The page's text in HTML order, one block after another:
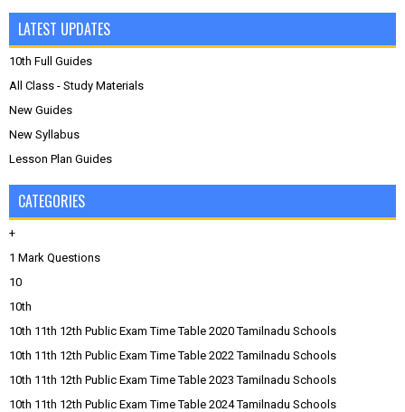
LATEST UPDATES
10th Full Guides
All Class - Study Materials
New Guides
New Syllabus
Lesson Plan Guides
CATEGORIES
+
1 Mark Questions
10
10th
10th 11th 12th Public Exam Time Table 2020 Tamilnadu Schools
10th 11th 12th Public Exam Time Table 2022 Tamilnadu Schools
10th 11th 12th Public Exam Time Table 2023 Tamilnadu Schools
10th 11th 12th Public Exam Time Table 2024 Tamilnadu Schools